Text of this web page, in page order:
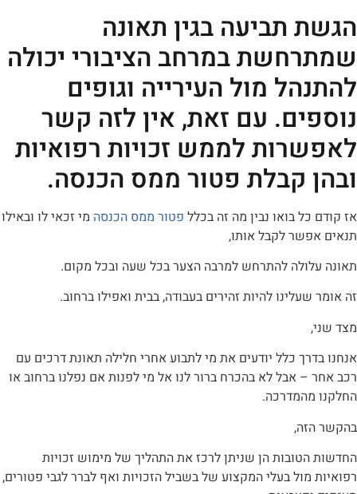
תביעה בגין תאונה
במרחב הציבורי יכולה
מול העירייה וגופים
עם זאת, אין לזה קשר
לממש זכויות רפואיות
קבלת פטור ממס הכנסה.
בואו נבין מה זה בכללפטור ממס הכנסהמי זכאי לו ובאילו
לקבל אותו,
להתרחש למרבה הצער בכל שעה ובכל מקום.
להיות זהירים בעבודה, בבית ואפילו ברחוב.
כלל יודעים את מי לתבוע אחרי חלילה תאונת דרכים עם
אבל לא בהכרח ברור לנו אל מי לפנות אם נפלנו ברחוב או
הן שניתן לרכז את התהליך של מימוש זכויות
מול בעלי המקצוע של בשביל הזכויות ואף לברר לגבי פטורים,